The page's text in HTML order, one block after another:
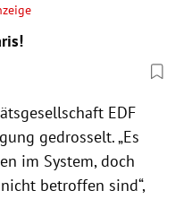
EDF
gedrosselt. „Es
im System, doch
betroffen sind“,